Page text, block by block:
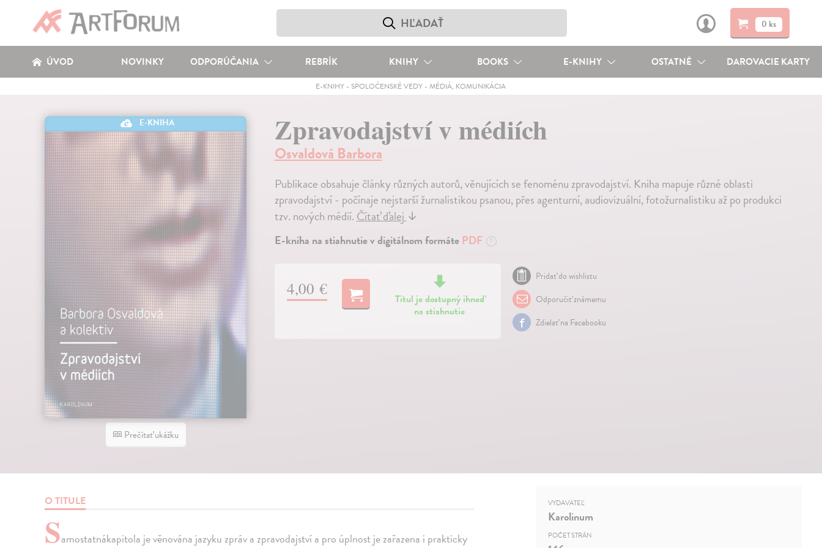
0 ks
ÚVOD NOVINKY ODPORÚČANIA REBRÍK KNIHY BOOKS E-KNIHY OSTATNÉ DAROVACIE KARTY
E-KNIHY - SPOLOČENSKÉ VEDY -MÉDIÁ, KOMUNIKÁCIA
E-KNIHA
Prečítať ukážku
Zpravodajství v médiích
Osvaldová Barbora
Publikace obsahuje články různých autorů, věnujících se fenoménu zpravodajství. Kniha mapuje různé oblasti
zpravodajství - počínaje nejstarší žurnalistikou psanou, přes agenturní, audiovizuální, fotožurnalistiku až po produkci
tzv. nových médií.Čítať ďalej↓
E-kniha na stiahnutie v digitálnom formáte PDF ?
4,00 €
Titul je dostupný ihneď
na stiahnutie
Pridať do wishlistu
Odporučiť známemu
Zdielať na Facebooku
O TITULE
Samostatnákapitola je věnována jazyku zpráv a zpravodajství a pro úplnost je zařazena i prakticky
VYDAVATEĽ
Karolinum
POČET STRÁN